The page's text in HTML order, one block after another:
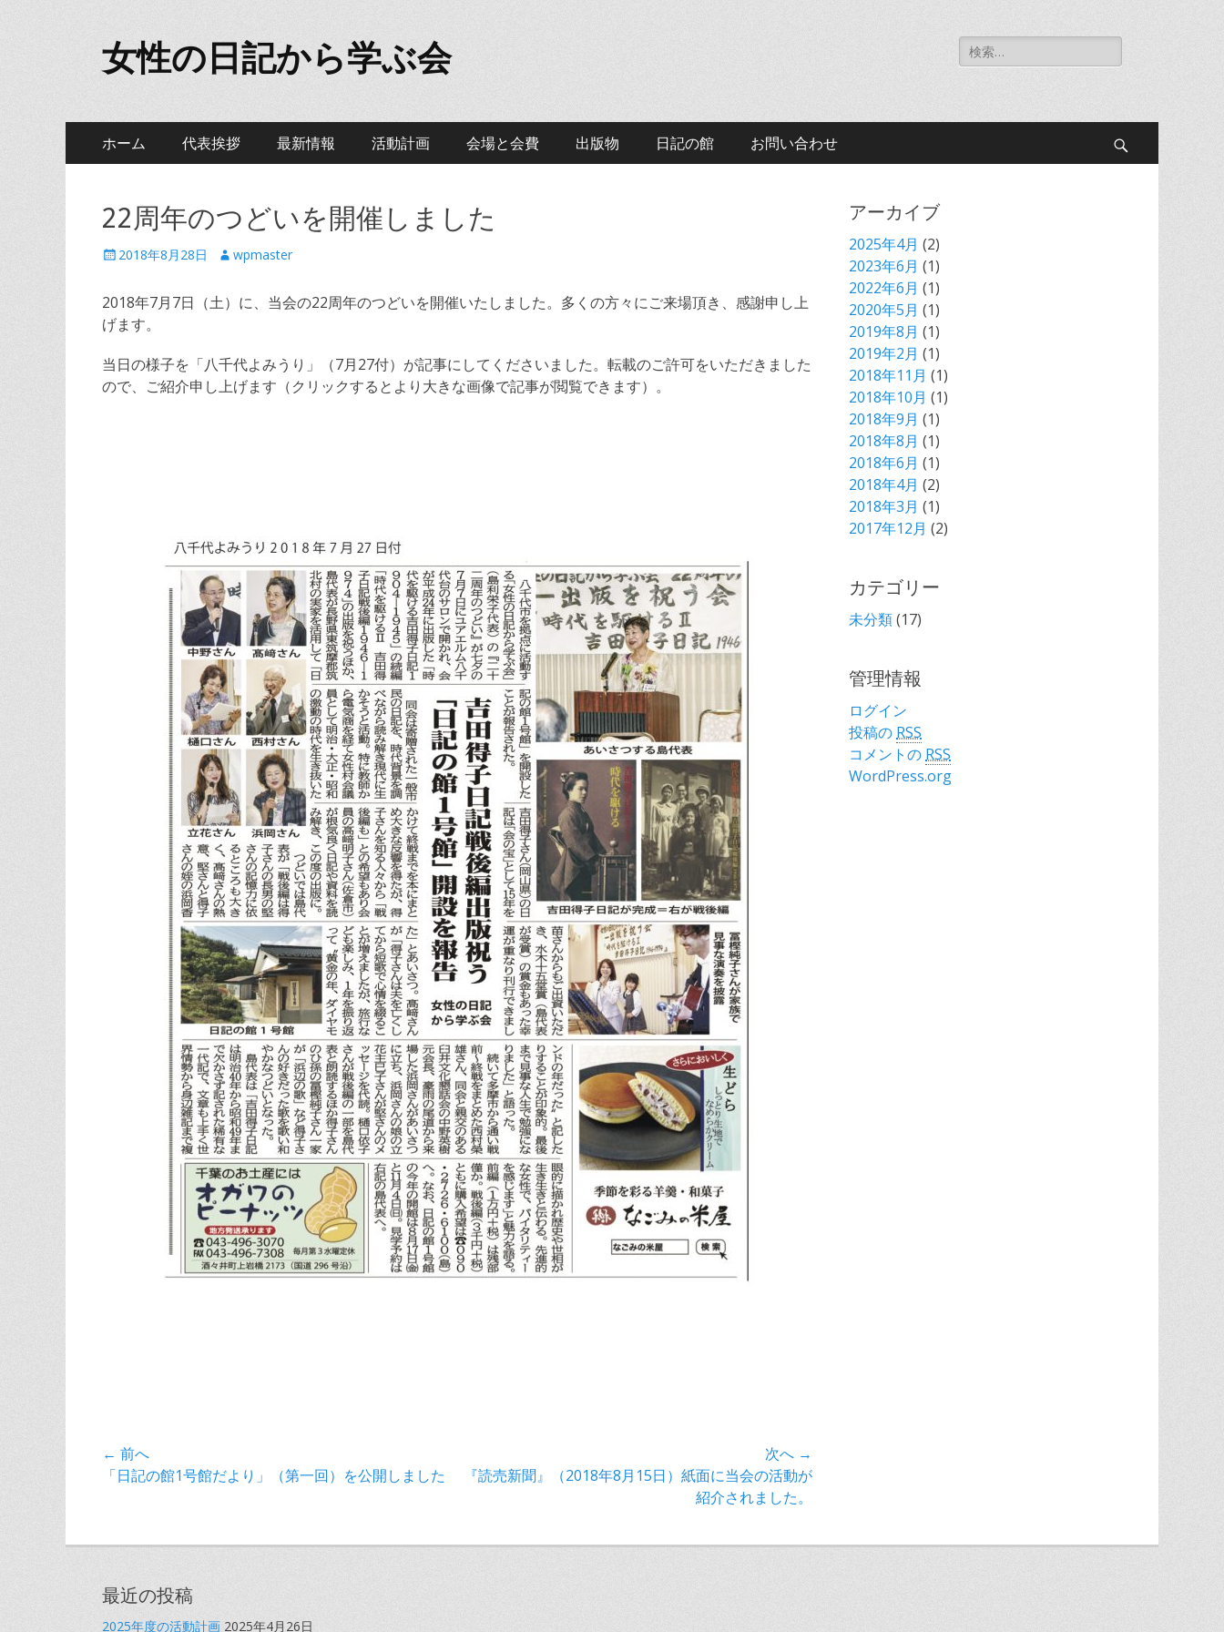
女性の日記から学ぶ会
検
索
メ
イ
ン
メ
ニ
ュ
ー
ホーム 代表挨拶 最新情報 活動計画 会場と会費 出版物 日記の館 お問い合わせ
22周年のつどいを開催しました
投 2018年8月28日
投
者
wpmaster
2018年7月7日（土）に、当会の22周年のつどいを開催いたしました。多くの方々にご来場頂き、感謝申し上
げます。
当日の様子を「八千代よみうり」（7月27付）が記事にしてくださいました。転載のご許可をいただきました
ので、ご紹介申し上げます（クリックするとより大きな画像で記事が閲覧できます）。
投
稿
ビ
ゲ
ー
← 前へ
前
事:
「日記の館1号館だより」（第一回）を公開しました
次へ →
事:
『読売新聞』（2018年8月15日）紙面に当会の活動が
紹介されました。
アーカイブ
2025年4月 (2)
2023年6月 (1)
2022年6月 (1)
2020年5月 (1)
2019年8月 (1)
2019年2月 (1)
2018年11月 (1)
2018年10月 (1)
2018年9月 (1)
2018年8月 (1)
2018年6月 (1)
2018年4月 (2)
2018年3月 (1)
2017年12月 (2)
カテゴリー
未分類(17)
管理情報
ログイン
投稿の RSS
コメントの RSS
WordPress.org
最近の投稿
2025年度の活動計画 2025年4月26日